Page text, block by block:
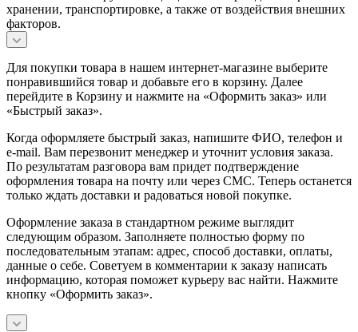
хранении, транспортировке, а также от воздействия внешних
факторов.
Для покупки товара в нашем интернет-магазине выберите
понравившийся товар и добавьте его в корзину. Далее
перейдите в Корзину и нажмите на «Оформить заказ» или
«Быстрый заказ».
Когда оформляете быстрый заказ, напишите ФИО, телефон и
e-mail. Вам перезвонит менеджер и уточнит условия заказа.
По результатам разговора вам придет подтверждение
оформления товара на почту или через СМС. Теперь останется
только ждать доставки и радоваться новой покупке.
Оформление заказа в стандартном режиме выглядит
следующим образом. Заполняете полностью форму по
последовательным этапам: адрес, способ доставки, оплаты,
данные о себе. Советуем в комментарии к заказу написать
информацию, которая поможет курьеру вас найти. Нажмите
кнопку «Оформить заказ».